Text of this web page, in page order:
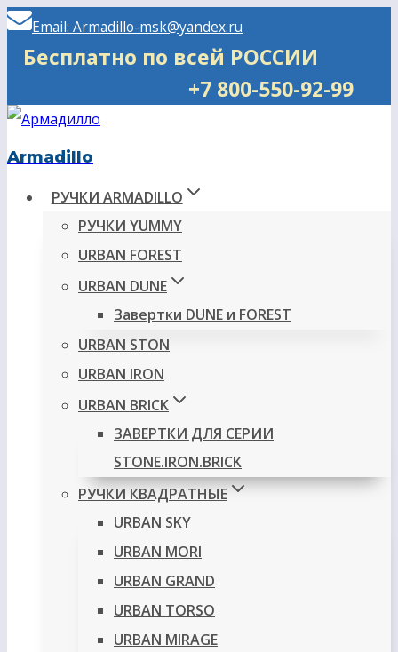
Перейти
Email: Armadillo-msk@yandex.ru
Бесплатно по всей РОССИИ
+7 800-550-92-99
Armadillo
РУЧКИ ARMADILLO
РУЧКИ YUMMY
URBAN FOREST
URBAN DUNE
Завертки DUNE и FOREST
URBAN STON
URBAN IRON
URBAN BRICK
ЗАВЕРТКИ ДЛЯ СЕРИИ
STONE.IRON.BRICK
РУЧКИ КВАДРАТНЫЕ
URBAN SKY
URBAN MORI
URBAN GRAND
URBAN TORSO
URBAN MIRAGE